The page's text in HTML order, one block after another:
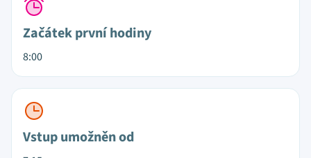
Začátek první hodiny
8:00
Vstup umožněn od